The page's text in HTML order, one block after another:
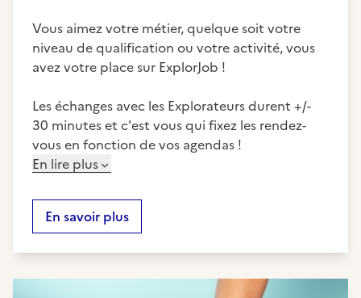
Vous aimez votre métier, quelque soit votre
niveau de qualification ou votre activité, vous
avez votre place sur ExplorJob !
Les échanges avec les Explorateurs durent +/-
30 minutes et c'est vous qui fixez les rendez-
vous en fonction de vos agendas !
En lire plus
En savoir plus